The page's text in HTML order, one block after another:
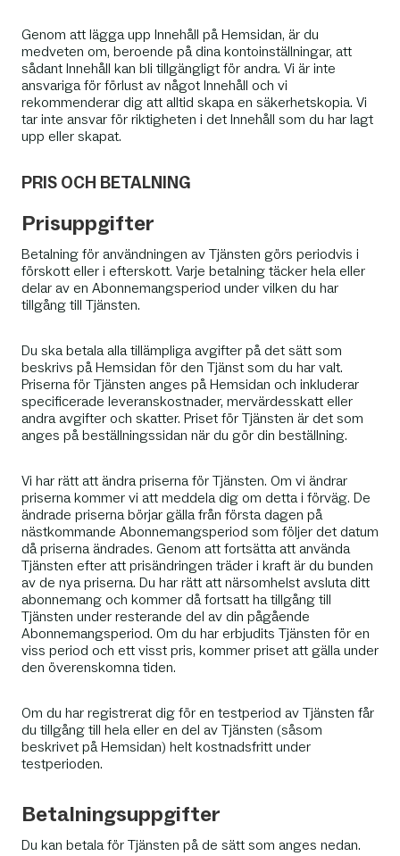
Genom att lägga upp Innehåll på Hemsidan, är du
medveten om, beroende på dina kontoinställningar, att
sådant Innehåll kan bli tillgängligt för andra. Vi är inte
ansvariga för förlust av något Innehåll och vi
rekommenderar dig att alltid skapa en säkerhetskopia. Vi
tar inte ansvar för riktigheten i det Innehåll som du har lagt
upp eller skapat.
PRIS OCH BETALNING
Prisuppgifter
Betalning för användningen av Tjänsten görs periodvis i
förskott eller i efterskott. Varje betalning täcker hela eller
delar av en Abonnemangsperiod under vilken du har
tillgång till Tjänsten.
Du ska betala alla tillämpliga avgifter på det sätt som
beskrivs på Hemsidan för den Tjänst som du har valt.
Priserna för Tjänsten anges på Hemsidan och inkluderar
specificerade leveranskostnader, mervärdesskatt eller
andra avgifter och skatter. Priset för Tjänsten är det som
anges på beställningssidan när du gör din beställning.
Vi har rätt att ändra priserna för Tjänsten. Om vi ändrar
priserna kommer vi att meddela dig om detta i förväg. De
ändrade priserna börjar gälla från första dagen på
nästkommande Abonnemangsperiod som följer det datum
då priserna ändrades. Genom att fortsätta att använda
Tjänsten efter att prisändringen träder i kraft är du bunden
av de nya priserna. Du har rätt att närsomhelst avsluta ditt
abonnemang och kommer då fortsatt ha tillgång till
Tjänsten under resterande del av din pågående
Abonnemangsperiod. Om du har erbjudits Tjänsten för en
viss period och ett visst pris, kommer priset att gälla under
den överenskomna tiden.
Om du har registrerat dig för en testperiod av Tjänsten får
du tillgång till hela eller en del av Tjänsten (såsom
beskrivet på Hemsidan) helt kostnadsfritt under
testperioden.
Betalningsuppgifter
Du kan betala för Tjänsten på de sätt som anges nedan.